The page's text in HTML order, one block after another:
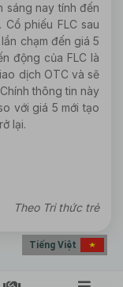
Tiếng Việt
sáng nay tính đến
phiếu FLC sau
chạm đến giá 5
động của FLC là
dịch OTC và sẽ
thông tin này
với giá 5 mới tạo
lại.
Theo Tri thức trẻ